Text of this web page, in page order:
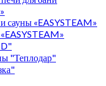
сауны «EASYSTEAM»
"Теплодар"